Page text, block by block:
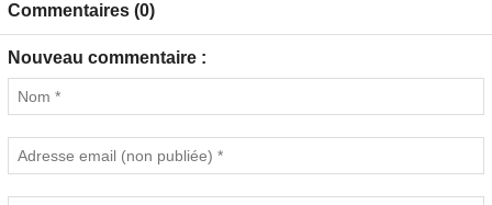
Commentaires (0)
Nouveau commentaire :